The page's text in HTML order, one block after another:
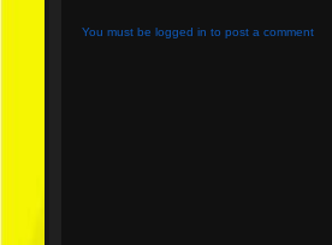
You must be logged in to post a comment